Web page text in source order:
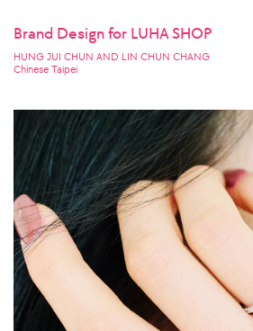
Brand Design for LUHA SHOP
HUNG JUI CHUN AND LIN CHUN CHANG
Chinese Taipei